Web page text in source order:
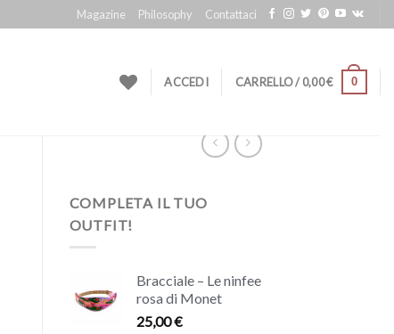
Magazine Philosophy Contattaci
ACCEDI CARRELLO /0,00€ 0
COMPLETA IL TUO
OUTFIT!
Bracciale – Le ninfee
rosa di Monet
25,00€